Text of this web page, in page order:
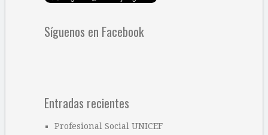
Síguenos en Facebook
Entradas recientes
Profesional Social UNICEF